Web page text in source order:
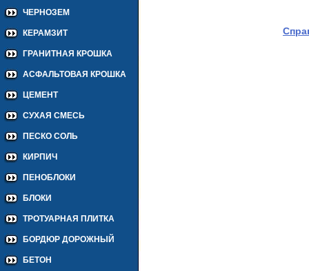
ЧЕРНОЗЕМ
КЕРАМЗИТ
ГРАНИТНАЯ КРОШКА
АСФАЛЬТОВАЯ КРОШКА
ЦЕМЕНТ
СУХАЯ СМЕСЬ
ПЕСКО СОЛЬ
КИРПИЧ
ПЕНОБЛОКИ
БЛОКИ
ТРОТУАРНАЯ ПЛИТКА
БОРДЮР ДОРОЖНЫЙ
БЕТОН